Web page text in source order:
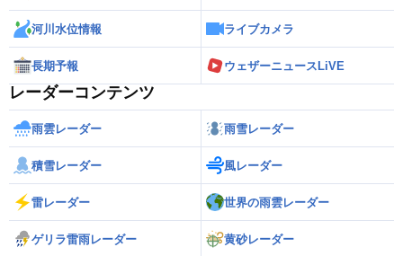
河川水位情報 ライブカメラ
長期予報 ウェザーニュースLiVE
レーダーコンテンツ
雨雲レーダー 雨雪レーダー
積雪レーダー 風レーダー
雷レーダー 世界の雨雲レーダー
ゲリラ雷雨レーダー 黄砂レーダー